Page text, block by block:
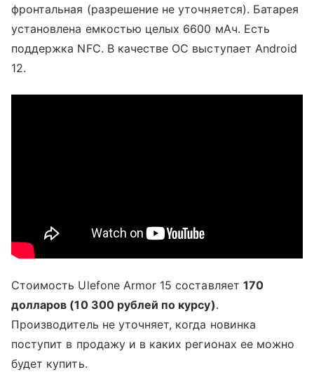
фронтальная (разрешение не уточняется). Батарея
установлена емкостью целых 6600 мАч. Есть
поддержка NFC. В качестве ОС выступает Android
12.
Стоимость Ulefone Armor 15 составляет 170
долларов (10 300 рублей по курсу).
Производитель не уточняет, когда новинка
поступит в продажу и в каких регионах ее можно
будет купить.